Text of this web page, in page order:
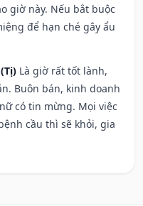
giờ này. Nếu bắt buộc
để hạn ché gây ẩu
Là giờ rất tốt lành,
Buôn bán, kinh doanh
có tin mừng. Mọi việc
cầu thì sẽ khỏi, gia